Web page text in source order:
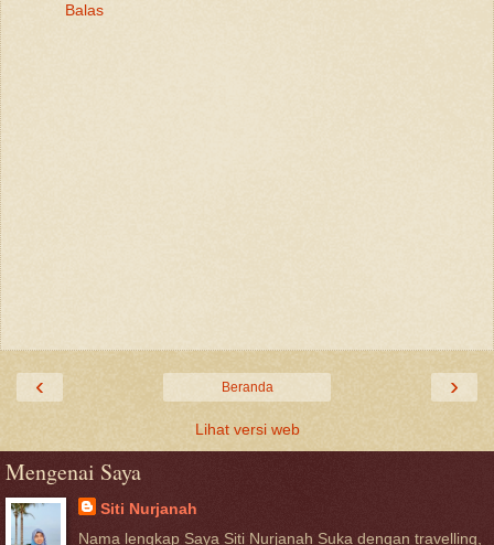
Balas
‹ ›
Beranda
Lihat versi web
Mengenai Saya
Siti Nurjanah
Nama lengkap Saya Siti Nurjanah Suka dengan travelling,